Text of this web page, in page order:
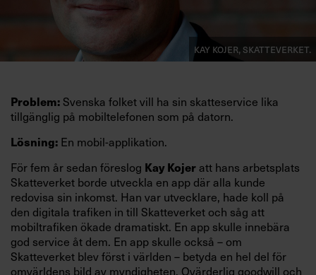
Kay Kojer, Skatteverket.
Problem: Svenska folket vill ha sin skatteservice lika
tillgänglig på mobiltelefonen som på datorn.
Lösning: En mobil-applikation.
För fem år sedan föreslog Kay Kojeratt hans arbetsplats
Skatteverket borde utveckla en app där alla kunde
redovisa sin inkomst. Han var utvecklare, hade koll på
den digitala trafiken in till Skatteverket och såg att
mobiltrafiken ökade dramatiskt. En app skulle innebära
god service åt dem. En app skulle också – om
Skatteverket blev först i världen – betyda en hel del för
omvärldens bild av myndigheten. Ovärderlig goodwill och